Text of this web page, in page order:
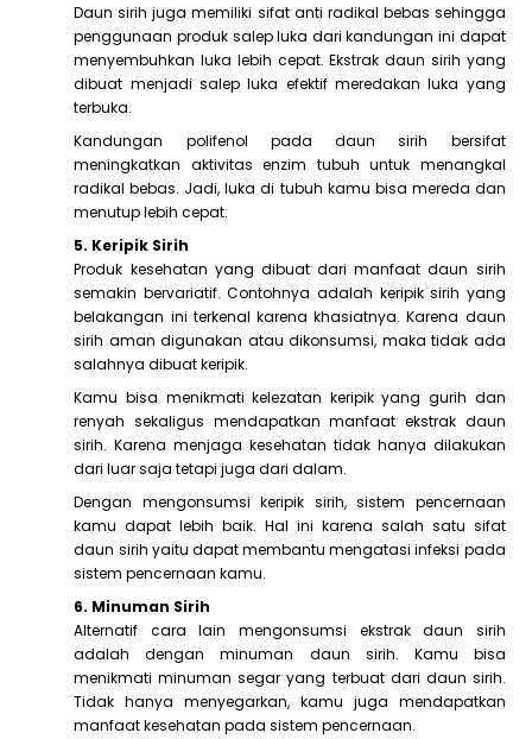
Daun sirih juga memiliki sifat anti radikal bebas sehingga
penggunaan produk salep luka dari kandungan ini dapat
menyembuhkan luka lebih cepat. Ekstrak daun sirih yang
dibuat menjadi salep luka efektif meredakan luka yang
terbuka.
Kandungan polifenol pada daun sirih bersifat
meningkatkan aktivitas enzim tubuh untuk menangkal
radikal bebas. Jadi, luka di tubuh kamu bisa mereda dan
menutup lebih cepat.
5. Keripik Sirih
Produk kesehatan yang dibuat dari manfaat daun sirih
semakin bervariatif. Contohnya adalah keripik sirih yang
belakangan ini terkenal karena khasiatnya. Karena daun
sirih aman digunakan atau dikonsumsi, maka tidak ada
salahnya dibuat keripik.
Kamu bisa menikmati kelezatan keripik yang gurih dan
renyah sekaligus mendapatkan manfaat ekstrak daun
sirih. Karena menjaga kesehatan tidak hanya dilakukan
dari luar saja tetapi juga dari dalam.
Dengan mengonsumsi keripik sirih, sistem pencernaan
kamu dapat lebih baik. Hal ini karena salah satu sifat
daun sirih yaitu dapat membantu mengatasi infeksi pada
sistem pencernaan kamu.
6. Minuman Sirih
Alternatif cara lain mengonsumsi ekstrak daun sirih
adalah dengan minuman daun sirih. Kamu bisa
menikmati minuman segar yang terbuat dari daun sirih.
Tidak hanya menyegarkan, kamu juga mendapatkan
manfaat kesehatan pada sistem pencernaan.